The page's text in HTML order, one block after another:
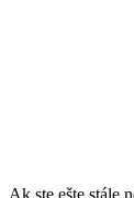
Ak ste ešte stále